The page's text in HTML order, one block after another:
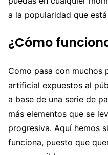
a la popularidad que
¿Cómo
Como pasa con muchos
artificial expuestos al
a base de una serie de
más elementos que se
progresiva. Aquí hemos
funciona, puesto que